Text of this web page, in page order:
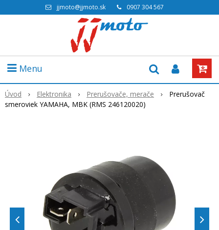
jjmoto@jjmoto.sk 0907 304 567
Menu
Úvod Elektronika Prerušovače, merače
Prerušovač
smeroviek YAMAHA, MBK (RMS 246120020)